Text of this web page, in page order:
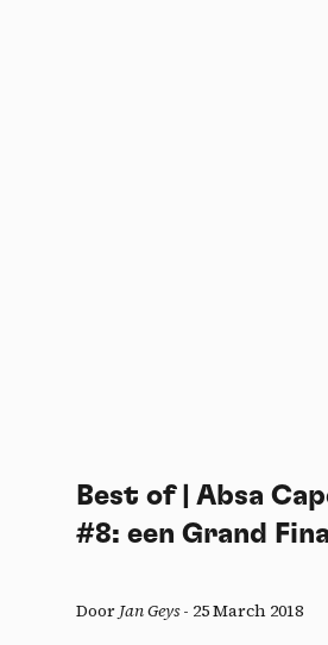
Best of | Absa
#8: een Grand
Door Jan Geys- 25 March 2018